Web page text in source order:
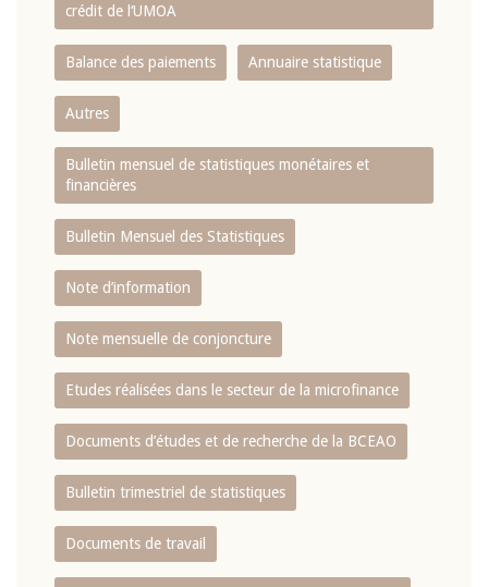
crédit de l‘UMOA
Balance des paiements Annuaire statistique
Autres
Bulletin mensuel de statistiques monétaires et
financières
Bulletin Mensuel des Statistiques
Note d’information
Note mensuelle de conjoncture
Etudes réalisées dans le secteur de la microfinance
Documents d’études et de recherche de la BCEAO
Bulletin trimestriel de statistiques
Documents de travail